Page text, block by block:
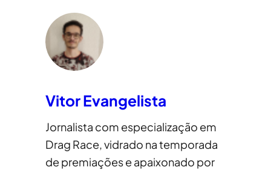
Vitor Evangelista
Jornalista com especialização em
Drag Race, vidrado na temporada
de premiações e apaixonado por